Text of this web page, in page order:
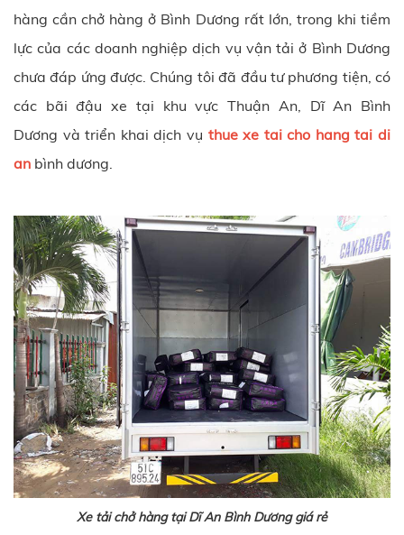
hàng cần chở hàng ở Bình Dương rất lớn, trong khi tiềm
lực của các doanh nghiệp dịch vụ vận tải ở Bình Dương
chưa đáp ứng được. Chúng tôi đã đầu tư phương tiện, có
các bãi đậu xe tại khu vực Thuận An, Dĩ An Bình
Dương và triển khai dịch vụ thue xe tai cho hang tai di
an bình dương.
Xe tải chở hàng tại Dĩ An Bình Dương giá rẻ